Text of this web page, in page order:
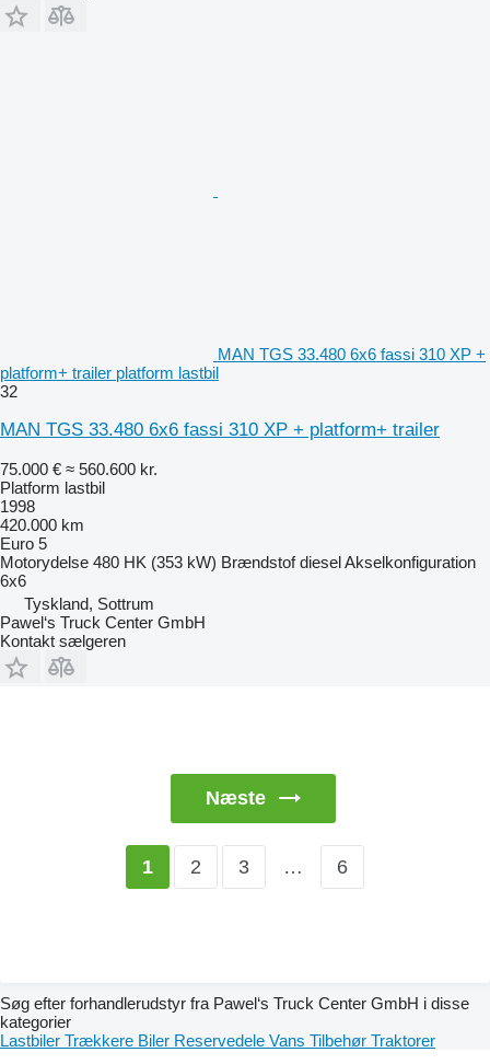
MAN TGS 33.480 6x6 fassi 310 XP +
platform+ trailer platform lastbil
32
MAN TGS 33.480 6x6 fassi 310 XP + platform+ trailer
75.000 € ≈ 560.600 kr.
Platform lastbil
1998
420.000 km
Euro 5
Motorydelse 480 HK (353 kW) Brændstof dieselAkselkonfiguration
6x6
Tyskland, Sottrum
Pawel‘s Truck Center GmbH
Kontakt sælgeren
Næste
1 2 3 … 6
Søg efter forhandlerudstyr fra Pawel‘s Truck Center GmbH i disse
kategorier
Lastbiler Trækkere Biler Reservedele Vans Tilbehør Traktorer